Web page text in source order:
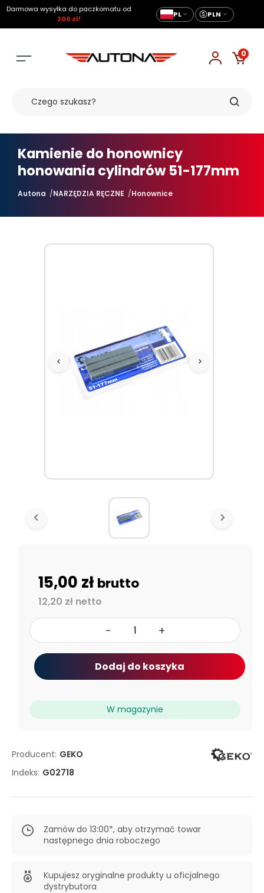
Darmowa wysyłka do paczkomatu od
200 zł!
PL PLN
0
Kamienie do honownicy
honowania cylindrów 51-177mm
Autona NARZĘDZIA RĘCZNE Honownice
Producent: GEKO
Indeks: G02718
Zamów do 13:00*, aby otrzymać towar
następnego dnia roboczego
Kupujesz oryginalne produkty u oficjalnego
dystrybutora
15,00 złbrutto
12,20 zł netto
- +
Dodaj do koszyka
W magazynie